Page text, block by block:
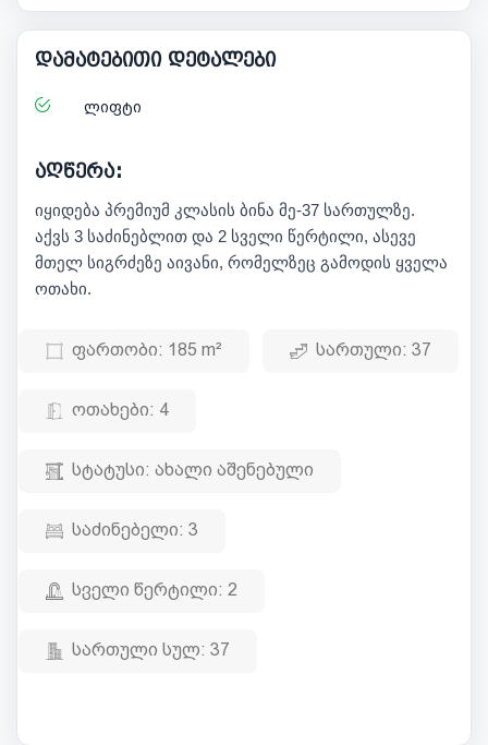
დამატებითი დეტალები
ლიფტი
აღწერა:
იყიდება პრემიუმ კლასის ბინა მე-37 სართულზე.
აქვს 3 საძინებლით და 2 სველი წერტილი, ასევე
მთელ სიგრძეზე აივანი, რომელზეც გამოდის ყველა
ოთახი.
ფართობი: 185 m² სართული: 37
ოთახები: 4
სტატუსი: ახალი აშენებული
საძინებელი: 3
სველი წერტილი: 2
სართული სულ: 37